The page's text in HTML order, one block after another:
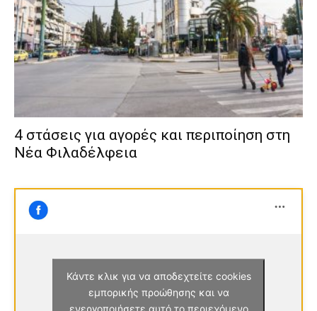
4 στάσεις για αγορές και περιποίηση στη
Νέα Φιλαδέλφεια
Κάντε κλικ για να αποδεχτείτε cookies
εμπορικής προώθησης και να
ενεργοποιήσετε αυτό το περιεχόμενο